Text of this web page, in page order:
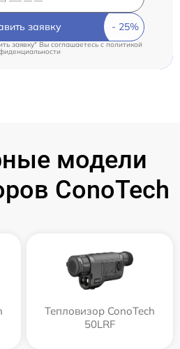
заявку
заявку" Вы соглашаетесь cполитикой
модели
ConoTech
Тепловизор ConoTech
50LRF